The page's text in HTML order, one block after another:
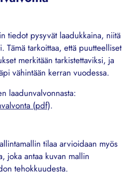
tiedot pysyvät laadukkaina, niitä
Tämä tarkoittaa, että puutteelliset
merkitään tarkistettaviksi, ja
vähintään kerran vuodessa.
laadunvalvonnasta:
(pdf).
tilaa arvioidaan myös
joka antaa kuvan mallin
tehokkuudesta.